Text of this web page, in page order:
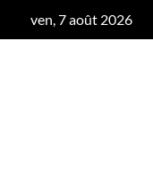
ven, 7 août 2026